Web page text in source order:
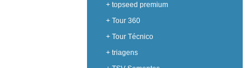
+ topseed premium
+ Tour 360
+ Tour Técnico
+ triagens